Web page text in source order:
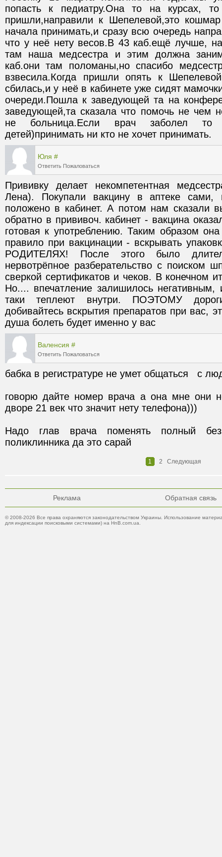
попасть к педиатру.Она то на курсах,
пришли,направили к Шепелевой,это
начала принимать,и сразу всю очередь
что у неё нету весов.В 43 каб.ещё лучше,
там наша медсестра и этим должна
каб.они там поломаны,но спасибо
взвесила.Когда пришли опять к
сбилась,и у неё в кабинете уже сидят
очереди.Пошла к заведующей та на
заведующей,та сказала что помочь не чем
не больница.Если врач заболел то
детей)принимать ни кто не хочет принимать.
Юля #
Ответить Пожаловаться
Прививку делает некомпетентная
Лена). Покупали вакцину в аптеке сами,
положено в кабинет. А потом нам сказали
обратно в прививоч. кабинет - вакцина
готовая к употреблению. Таким образом
правило при вакцинации - вскрывать
РОДИТЕЛЯХ! После этого было
нервотрёпное разберательство с поиском
сверкой сертификатов и чеков. В конечном
Но.... впечатление залишилось негативным,
таки теплеют внутри. ПОЭТОМУ
добивайтесь вскрытия препаратов при вас,
душа болеть будет именно у вас
Валенсия #
Ответить Пожаловаться
говорю дайте номер врача а она мне они
Надо глав врача поменять полный
поликлинника да это сарай
1 2 Следующая
Реклама Обратная связь
© 2008-2026 Все права охраняются законодательством Украины. Использование
для индексации поисковыми системами) на HnB.com.ua.